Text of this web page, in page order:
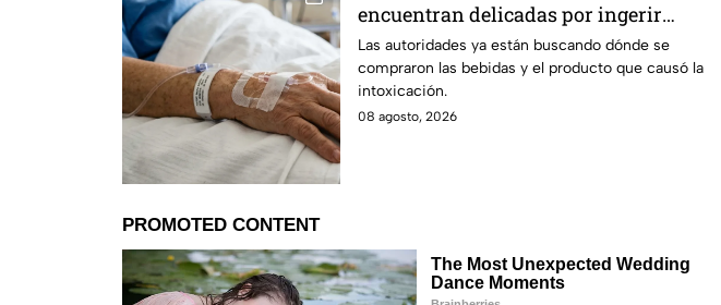
encuentran delicadas por ingerir
bebidas alcohólicas adulteradas en
Celaya: esto sabemos
Las autoridades ya están buscando dónde se
compraron las bebidas y el producto que causó la
intoxicación.
08 agosto, 2026